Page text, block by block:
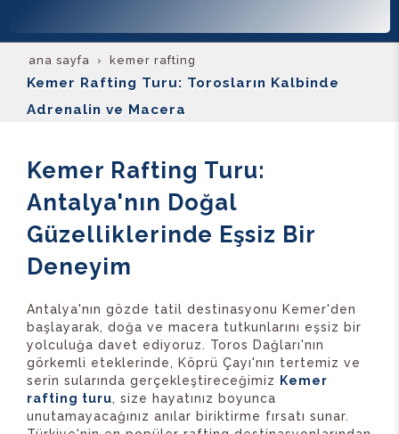
ana sayfa kemer rafting
Kemer Rafting Turu: Torosların Kalbinde
Adrenalin ve Macera
Kemer Rafting Turu:
Antalya'nın Doğal
Güzelliklerinde Eşsiz Bir
Deneyim
Antalya'nın gözde tatil destinasyonu Kemer'den
başlayarak, doğa ve macera tutkunlarını eşsiz bir
yolculuğa davet ediyoruz. Toros Dağları'nın
görkemli eteklerinde, Köprü Çayı'nın tertemiz ve
serin sularında gerçekleştireceğimiz
Kemer
rafting turu, size hayatınız boyunca
unutamayacağınız anılar biriktirme fırsatı sunar.